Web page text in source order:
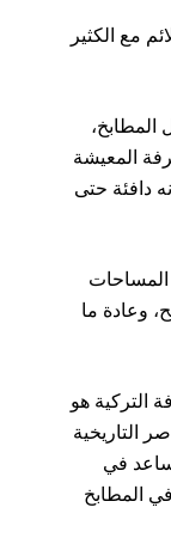
مع الكثير
المطابخ،
المعيشة
دافئة حتى
المساحات
وعادة ما
التركية هو
التاريخية
في
المطابخ